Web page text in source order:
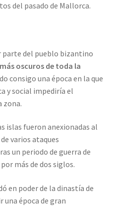
del pasado de Mallorca.
parte del pueblo bizantino
oscuros de toda la
consigo una época en la que
y social impediría el
zona.
islas fueron anexionadas al
varios ataques
un periodo de guerra de
más de dos siglos.
en poder de la dinastía de
una época de gran